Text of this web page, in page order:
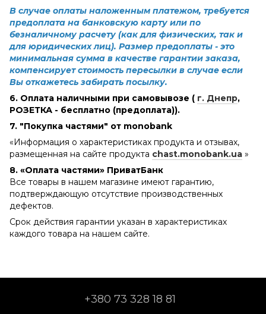
В случае оплаты наложенным платежом, требуется
предоплата на банковскую карту или по
безналичному расчету (как для физических, так и
для юридических лиц). Размер предоплаты - это
минимальная сумма в качестве гарантии заказа,
компенсирует стоимость пересылки в случае если
Вы откажетесь забирать посылку.
6. Оплата наличными при самовывозе ( г. Днепр,
РОЗЕТКА - бесплатно (предоплата)).
7. "Покупка частями" от monobank
«Информация о характеристиках продукта и отзывах,
размещенная на сайте продукта chast.monobank.ua »
8. «Оплата частями» ПриватБанк
Все товары в нашем магазине имеют гарантию,
подтверждающую отсутствие производственных
дефектов.
Срок действия гарантии указан в характеристиках
каждого товара на нашем сайте.
+380 73 328 18 81